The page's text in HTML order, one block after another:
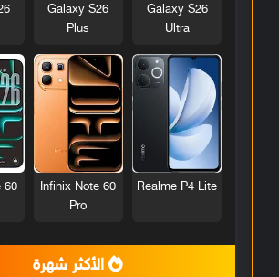
Galaxy S26
Ultra
Galaxy S26
Plus
Realme P4 Lite
Infinix Note 60
Pro
60
الأكثر شهرة